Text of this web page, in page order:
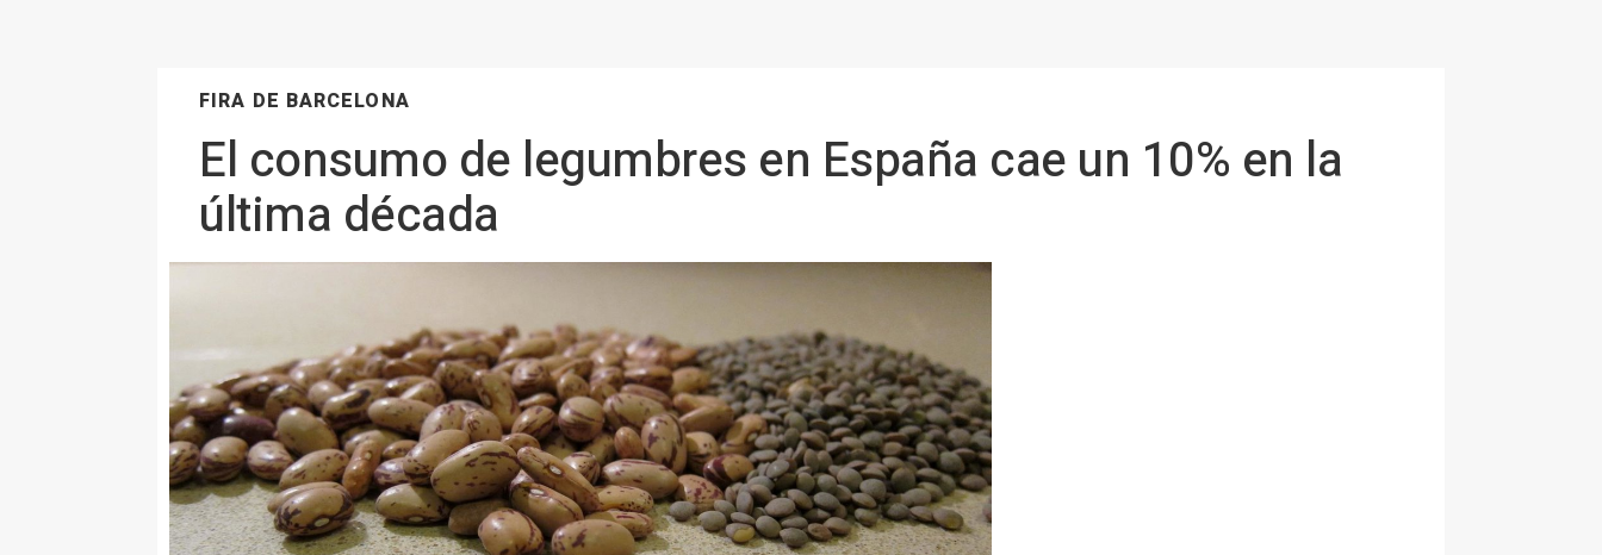
FIRA DE BARCELONA
El consumo de legumbres en España cae un 10% en la
última década